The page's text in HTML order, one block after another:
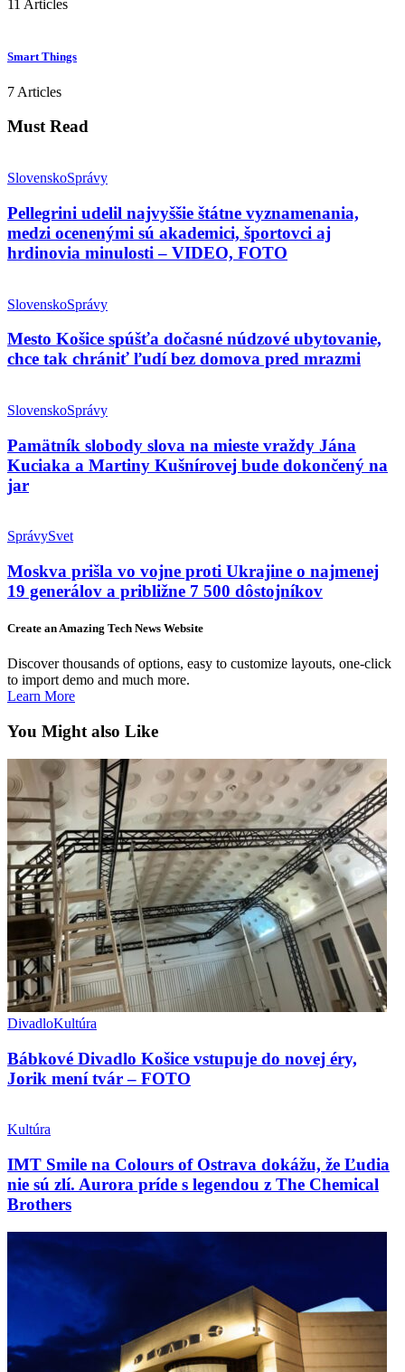
11 Articles
Smart Things
7 Articles
Must Read
SlovenskoSprávy
Pellegrini udelil najvyššie štátne vyznamenania,
medzi ocenenými sú akademici, športovci aj
hrdinovia minulosti – VIDEO, FOTO
SlovenskoSprávy
Mesto Košice spúšťa dočasné núdzové ubytovanie,
chce tak chrániť ľudí bez domova pred mrazmi
SlovenskoSprávy
Pamätník slobody slova na mieste vraždy Jána
Kuciaka a Martiny Kušnírovej bude dokončený na
jar
SprávySvet
Moskva prišla vo vojne proti Ukrajine o najmenej
19 generálov a približne 7 500 dôstojníkov
Create an Amazing Tech News Website
Discover thousands of options, easy to customize layouts, one-click
to import demo and much more.
Learn More
You Might also Like
DivadloKultúra
Bábkové Divadlo Košice vstupuje do novej éry,
Jorik mení tvár – FOTO
Kultúra
IMT Smile na Colours of Ostrava dokážu, že Ľudia
nie sú zlí. Aurora príde s legendou z The Chemical
Brothers